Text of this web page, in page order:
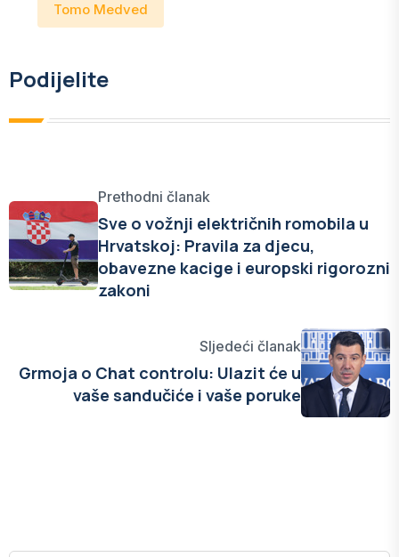
Tomo Medved
Podijelite
Prethodni članak
Sve o vožnji električnih romobila u
Hrvatskoj: Pravila za djecu,
obavezne kacige i europski rigorozni
zakoni
Sljedeći članak
Grmoja o Chat controlu: Ulazit će u
vaše sandučiće i vaše poruke